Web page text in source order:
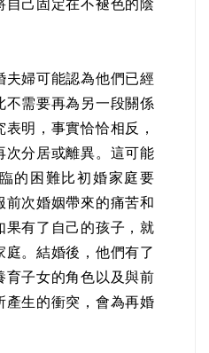
自己固定在不褪色的陰
夫婦可能認為他們已經
不需要再為另一段關係
明，事實恰恰相反，
次分居或離異。這可能
的困難比初婚家庭要
前次婚姻帶來的痛苦和
果有了自己的孩子，就
庭。結婚後，他們有了
育子女的角色以及與前
產生的衝突，會為再婚